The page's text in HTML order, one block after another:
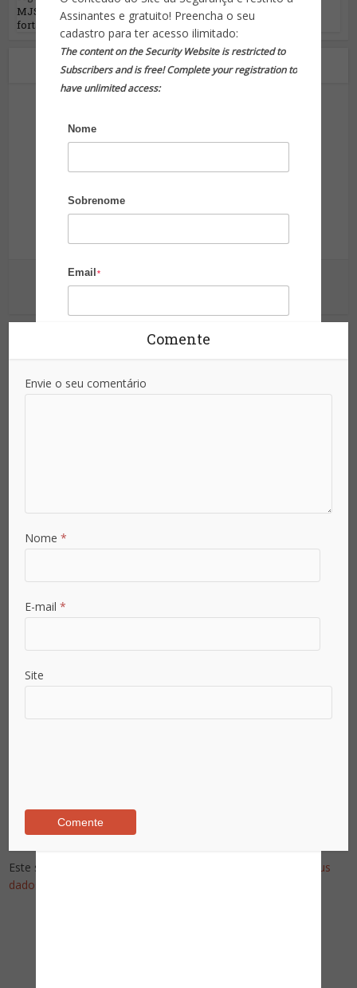
Assinantes e gratuito! Preencha o seu
cadastro para ter acesso ilimitado:
The content on the Security Website is restricted to
Subscribers and is free! Complete your registration to
have unlimited access:
Nome
Sobrenome
Email *
Já é assinante?
MJSP e GSI discutem medidas de
fortalecimento de...
Sobre o autor
Site da Segurança
Ver outras postagens
Comente
Envie o seu comentário
Nome*
E-mail*
Site
Este site utiliza o Akismet para reduzir spam.
Saiba como seus
dados em comentários são processados